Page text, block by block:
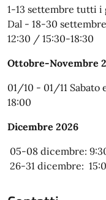
1-13 settembre tutti i
Dal - 18-30
12:30 / 15:30-18:30
Ottobre-Novembre
01/10 - 01/11
18:00
Dicembre 2026
05-08 dicembre:
26-31 dicembre: